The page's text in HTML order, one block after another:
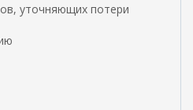
уточняющих потери